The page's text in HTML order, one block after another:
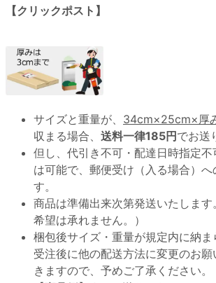
【クリックポスト】
サイズと重量が、 34cm×25cm×厚
収まる場合、 送料一律185円でお送
但し、代引き不可・配達日時指定
は可能で、郵便受け（入る場合）へ
す。
商品は準備出来次第発送いたしま
希望は承れません。）
梱包後サイズ・重量が規定内に納ま
受注後に他の配送方法に変更のお
きますので、予めご了承ください。